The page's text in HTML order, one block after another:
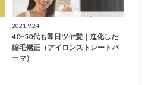
2021.9.24
40~50代も即日ツヤ髪｜進化した
縮毛矯正（アイロンストレートパ
ーマ）